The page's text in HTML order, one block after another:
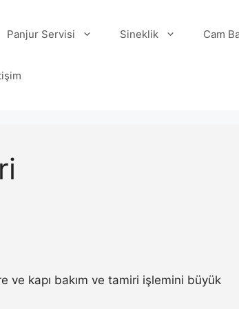
Panjur Servisi Sineklik Cam
ve kapı bakım ve tamiri işlemini büyük